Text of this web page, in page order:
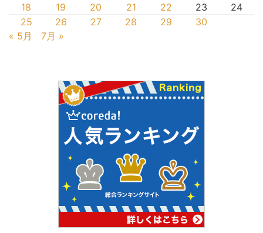
18
19 20 21 22 23
24
25
26 27 28 29
30
« 5月
7月 »